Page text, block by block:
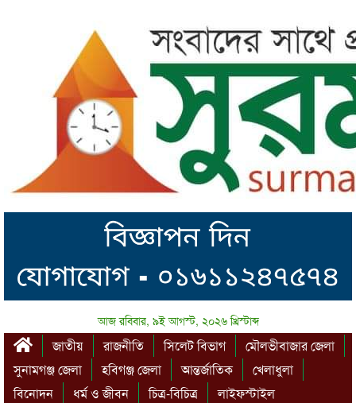
আজ রবিবার, ৯ই আগস্ট, ২০২৬ খ্রিস্টাব্দ
জাতীয় রাজনীতি সিলেট বিভাগ
মৌলভীবাজার জেলা
সুনামগঞ্জ জেলা
হবিগঞ্জ জেলা আন্তর্জাতিক
খেলাধুলা
বিনোদন
ধর্ম ও জীবন চিত্র-বিচিত্র লাইফস্টাইল